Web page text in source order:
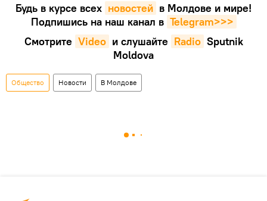
Будь в курсе всех новостей в Молдове и мире!
Подпишись на наш канал в Telegram>>>
Смотрите Video и слушайте Radio Sputnik
Moldova
Общество Новости В Молдове